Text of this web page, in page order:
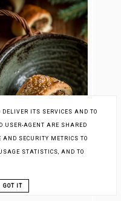
DELIVER ITS SERVICES AND TO
USER-AGENT ARE SHARED
AND SECURITY METRICS TO
STATISTICS, AND TO
GOT IT